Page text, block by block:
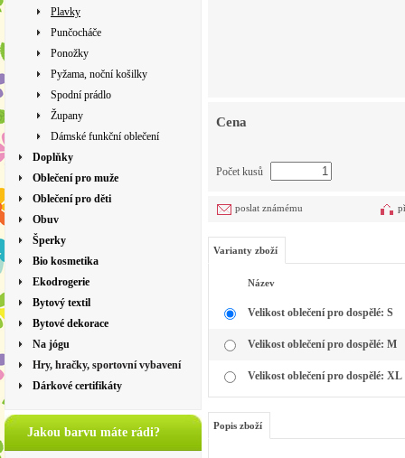
Plavky
Punčocháče
Ponožky
Pyžama, noční košilky
Spodní prádlo
Župany
Dámské funkční oblečení
Doplňky
Oblečení pro muže
Oblečení pro děti
Obuv
Šperky
Bio kosmetika
Ekodrogerie
Bytový textil
Bytové dekorace
Na jógu
Hry, hračky, sportovní vybavení
Dárkové certifikáty
Jakou barvu máte rádi?
Cena
Počet kusů
poslat známému
Varianty zboží
Název
Velikost oblečení pro dospělé: S
Velikost oblečení pro dospělé: M
Velikost oblečení pro dospělé: XL
Popis zboží